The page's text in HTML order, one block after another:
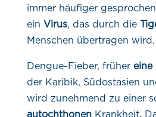
immer häufiger
ein Virus, das durch die
Menschen übertragen wird.
Dengue-Fieber, früher eine
der Karibik, Südostasien
wird zunehmend zu einer
autochthonenKrankheit.